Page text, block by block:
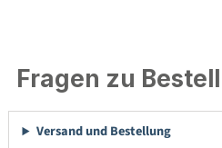
Fragen zu
Versand und Bestellung